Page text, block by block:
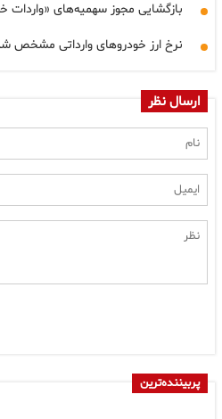
بازگشایی مجوز سهمیه‌های «واردات
نرخ ارز خودروهای وارداتی مشخص
ارسال نظر
پربیننده‌ترین